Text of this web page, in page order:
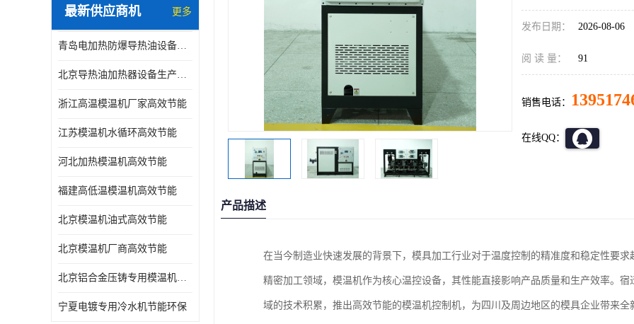
最新供应商机 更多
青岛电加热防爆导热油设备生产厂家
北京导热油加热器设备生产厂家
浙江高温模温机厂家高效节能
江苏模温机水循环高效节能
河北加热模温机高效节能
福建高低温模温机高效节能
北京模温机油式高效节能
北京模温机厂商高效节能
北京铝合金压铸专用模温机高效节能
宁夏电镀专用冷水机节能环保
发布日期： 2026-08-06
阅 读 量： 91
销售电话：
在线QQ：
产品描述
在当今制造业快速发展的背景下，模具加工行业对于温度控制的精准度和稳定性要
精密加工领域，模温机作为核心温控设备，其性能直接影响产品质量和生产效率。
域的技术积累，推出高效节能的模温机控制机，为四川及周边地区的模具企业带来全